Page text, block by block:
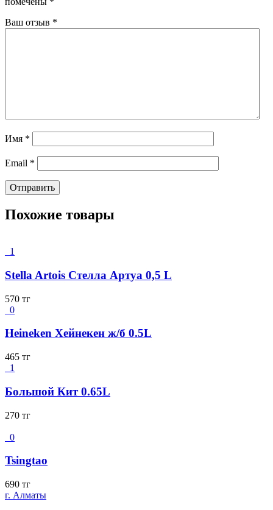
Ваш отзыв *
Имя *
Email *
Похожие товары
1
Stella Artois Стелла Артуа 0,5 L
570 тг
0
Heineken Хейнекен ж/б 0.5L
465 тг
1
Большой Кит 0.65L
270 тг
0
Tsingtao
690 тг
г. Алматы